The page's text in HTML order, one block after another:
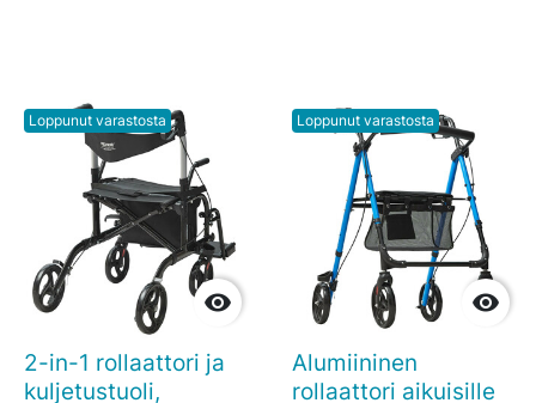
Loppunut varastosta

2-in-1 rollaattori ja
kuljetustuoli,
Loppunut varastosta

Alumiininen
rollaattori aikuisille